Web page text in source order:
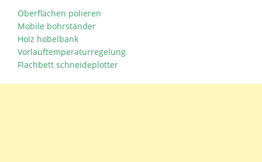
Oberflächen polieren
Mobile bohrständer
Holz hobelbank
Vorlauftemperaturregelung
Flachbett schneideplotter